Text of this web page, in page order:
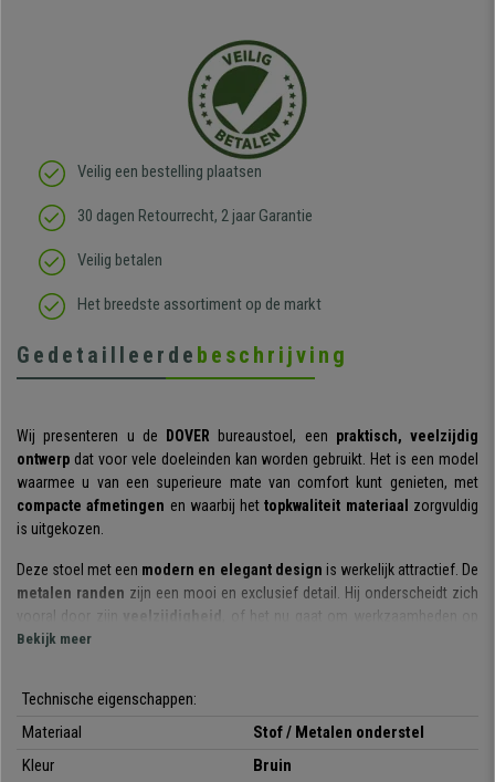
Veilig een bestelling plaatsen
30 dagen Retourrecht, 2 jaar Garantie
Veilig betalen
Het breedste assortiment op de markt
Gedetailleerde beschrijving
Wij presenteren u de DOVER bureaustoel, een praktisch, veelzijdig
ontwerp dat voor vele doeleinden kan worden gebruikt. Het is een model
waarmee u van een superieure mate van comfort kunt genieten, met
compacte afmetingen en waarbij hettopkwaliteit materiaal
zorgvuldig
is uitgekozen.
Deze stoel met een modern en elegant design is werkelijk attractief. De
metalen randen zijn een mooi en exclusief detail. Hij onderscheidt zich
vooral door zijn
veelzijdigheid
, of het nu gaat om werkzaamheden op
kantoor, thuis of in een andere professionele omgeving. Bovendien
Wat comfort betreft, zijn de zitting en rugleuning voorzien van een
zitten. De
zitting is draaibaar en in hoogte verstelbaar
Bekijk meer
Technische eigenschappen:
Materiaal
Stof / Metalen onderstel
Kleur
Bruin